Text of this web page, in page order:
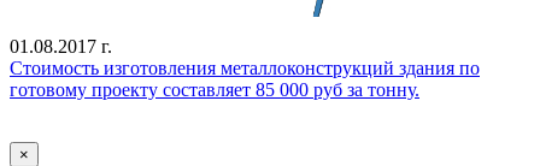
01.08.2017 г.
Стоимость изготовления металлоконструкций здания по
готовому проекту составляет 85 000 руб за тонну.
×